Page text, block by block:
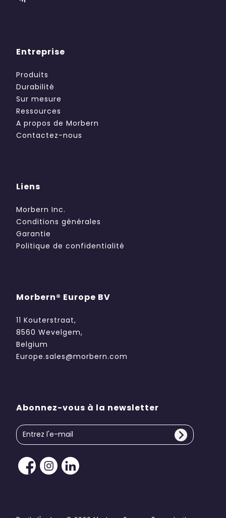
Entreprise
Produits
Durabilité
Sur mesure
Ressources
A propos de Morbern
Contactez-nous
Liens
Morbern Inc.
Conditions générales
Garantie
Politique de confidentialité
Morbern® Europe BV
11 Kouterstraat,
8560 Wevelgem,
Belgium
Europe.sales@morbern.com
Abonnez-vous à la newsletter